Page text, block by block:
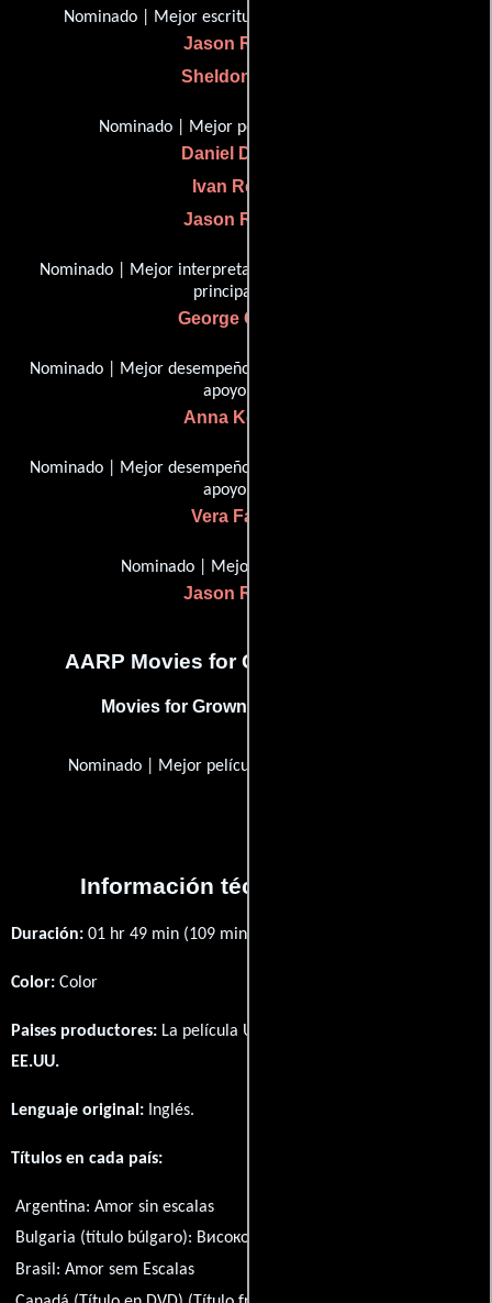
Nominado | Mejor escritura, guión adaptado
Jason Reitman
Sheldon Turner
Nominado | Mejor película del año
Daniel Dubiecki
Ivan Reitman
Jason Reitman
Nominado | Mejor interpretación de un actor en un papel
principal
George Clooney
Nominado | Mejor desempeño por una actriz en un papel de
apoyo
Anna Kendrick
Nominado | Mejor desempeño por una actriz en un papel de
apoyo
Vera Farmiga
Nominado | Mejor Dirección
Jason Reitman
AARP Movies for Grownups Awards
Movies for Grownups Award (2010)
Nominado | Mejor película para los adultos
Información técnica y general
Duración: 01 hr 49 min (109 minutos) .
Color: Color
Paises productores: La película Up in the Air fué producida en
EE.UU.
Lenguaje original: Inglés.
Títulos en cada país:
Argentina:Amor sin escalas
Bulgaria (título búlgaro): Високо в небето
Brasil:Amor sem Escalas